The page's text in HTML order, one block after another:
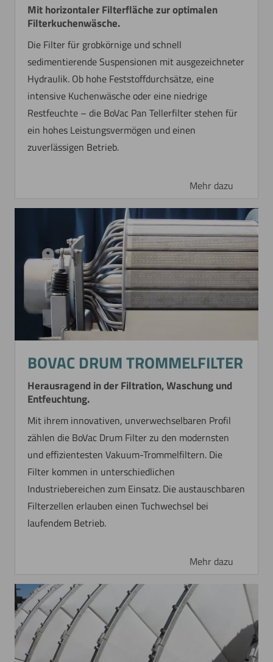
Mit horizontaler Filterfläche zur optimalen
Filterkuchenwäsche.
Die Filter für grobkörnige und schnell
sedimentierende Suspensionen mit ausgezeichneter
Hydraulik. Ob hohe Feststoffdurchsätze, eine
intensive Kuchenwäsche oder eine niedrige
Restfeuchte – die BoVac Pan Tellerfilter stehen für
ein hohes Leistungsvermögen und einen
zuverlässigen Betrieb.
Mehr dazu
BOVAC DRUM TROMMELFILTER
Herausragend in der Filtration, Waschung und
Entfeuchtung.
Mit ihrem innovativen, unverwechselbaren Profil
zählen die BoVac Drum Filter zu den modernsten
und effizientesten Vakuum-Trommelfiltern. Die
Filter kommen in unterschiedlichen
Industriebereichen zum Einsatz. Die austauschbaren
Filterzellen erlauben einen Tuchwechsel bei
laufendem Betrieb.
Mehr dazu